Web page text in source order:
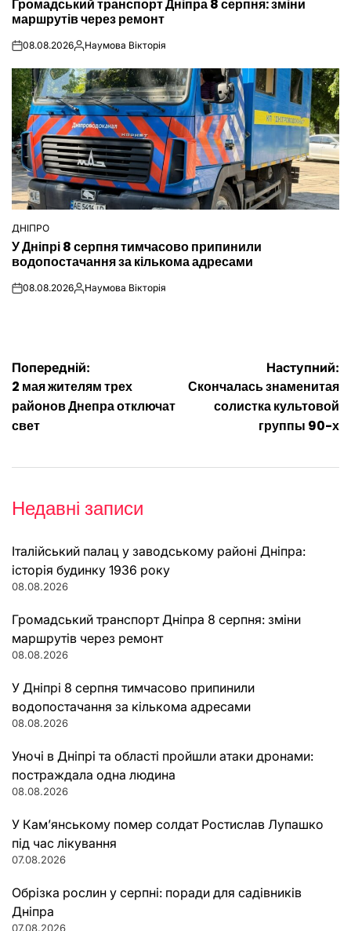
Громадський транспорт Дніпра 8 серпня: зміни
маршрутів через ремонт
on08.08.2026Опубліковано
Наумова Вікторія
ОПУБЛІКУВАТИ
У
ДНІПРО
У Дніпрі 8 серпня тимчасово припинили
водопостачання за кількома адресами
on08.08.2026Опубліковано
Наумова Вікторія
Навігація
записів
Попередній:
2 мая жителям трех
районов Днепра отключат
свет
Наступний:
Скончалась знаменитая
солистка культовой
группы 90-х
Недавні записи
Італійський палац у заводському районі Дніпра:
історія будинку 1936 року
08.08.2026
Громадський транспорт Дніпра 8 серпня: зміни
маршрутів через ремонт
08.08.2026
У Дніпрі 8 серпня тимчасово припинили
водопостачання за кількома адресами
08.08.2026
Уночі в Дніпрі та області пройшли атаки дронами:
постраждала одна людина
08.08.2026
У Кам’янському помер солдат Ростислав Лупашко
під час лікування
07.08.2026
Обрізка рослин у серпні: поради для садівників
Дніпра
07.08.2026